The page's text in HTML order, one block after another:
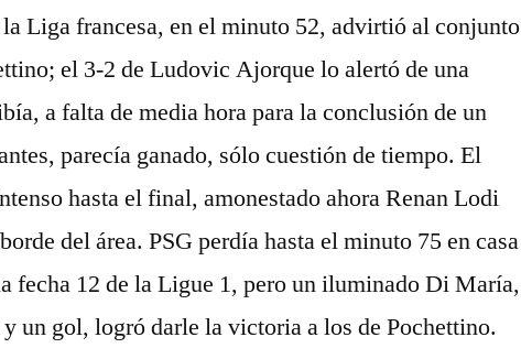
Liga francesa, en el minuto 52, advirtió al conjunto
el 3-2 de Ludovic Ajorque lo alertó de una
a falta de media hora para la conclusión de un
parecía ganado, sólo cuestión de tiempo. El
hasta el final, amonestado ahora Renan Lodi
del área. PSG perdía hasta el minuto 75 en casa
fecha 12 de la Ligue 1, pero un iluminado Di María,
un gol, logró darle la victoria a los de Pochettino.